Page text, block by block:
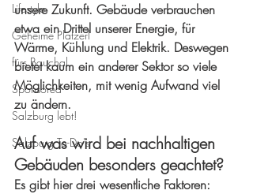
Lifestyle
Geheime Platzerl
fürs Bauchal
Sponsored
Salzburg lebt!
Salzburg To-Do's
unsere Zukunft. Gebäude verbrauchen
etwa ein Drittel unserer Energie, für
Wärme, Kühlung und Elektrik. Deswegen
bietet kaum ein anderer Sektor so viele
Möglichkeiten, mit wenig Aufwand viel
zu ändern.
Auf was wird bei nachhaltigen
Gebäuden besonders geachtet?
Es gibt hier drei wesentliche Faktoren: